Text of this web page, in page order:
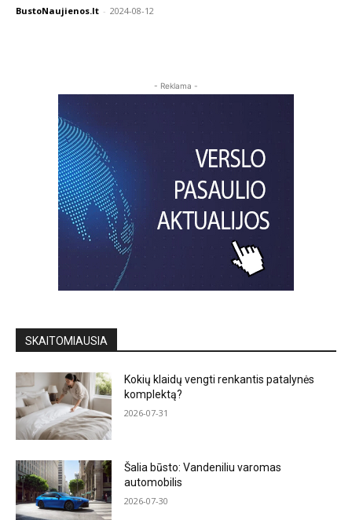
BustoNaujienos.lt - 2024-08-12
- Reklama -
SKAITOMIAUSIA
Kokių klaidų vengti renkantis patalynės
komplektą?
2026-07-31
Šalia būsto: Vandeniliu varomas
automobilis
2026-07-30